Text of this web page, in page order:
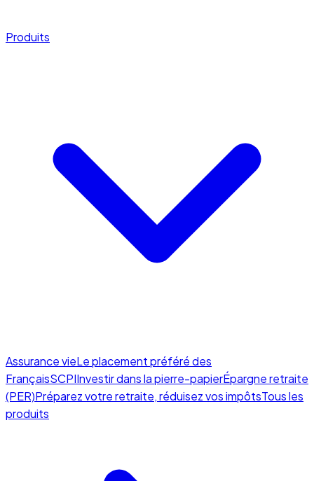
Produits
Assurance vieLe placement préféré des
FrançaisSCPIInvestir dans la pierre-papierÉpargne retraite
(PER)Préparez votre retraite, réduisez vos impôtsTous les
produits